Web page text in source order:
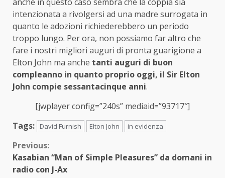
intenzionata a rivolgersi ad una madre surrogata in
quanto le adozioni richiederebbero un periodo
troppo lungo. Per ora, non possiamo far altro che
fare i nostri migliori auguri di pronta guarigione a
Elton John ma anche tanti auguri di buon
compleanno in quanto proprio oggi, il Sir Elton
John compie sessantacinque anni.
[jwplayer config=”240s” mediaid=”93717″]
Tags:
David Furnish Elton John in evidenza
Continue
Reading
Previous:
Kasabian “Man of Simple Pleasures” da domani in
radio con J-Ax